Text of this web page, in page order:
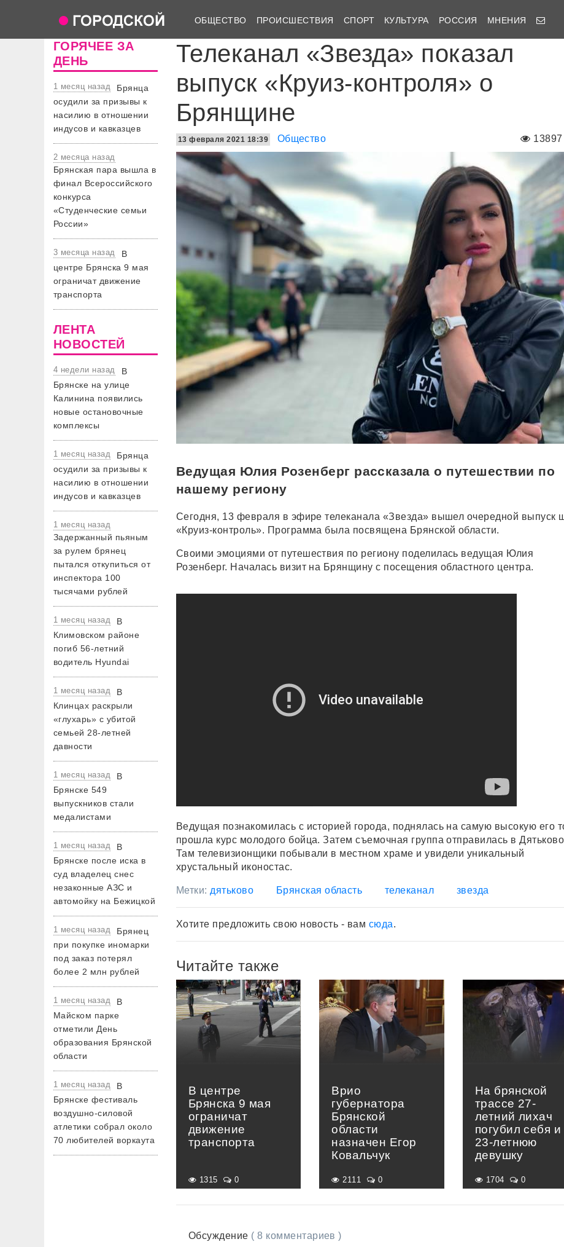
ОБЩЕСТВО ПРОИСШЕСТВИЯ СПОРТ КУЛЬТУРА РОССИЯ МНЕНИЯ
ГОРЯЧЕЕ ЗА
ДЕНЬ
1 месяц назад
Брянца
осудили за призывы к
насилию в отношении
индусов и кавказцев
2 месяца назад
Брянская пара вышла в
финал Всероссийского
конкурса
«Студенческие семьи
России»
3 месяца назад
В
центре Брянска 9 мая
ограничат движение
транспорта
ЛЕНТА
НОВОСТЕЙ
4 недели назад
В
Брянске на улице
Калинина появились
новые остановочные
комплексы
1 месяц назад
Брянца
осудили за призывы к
насилию в отношении
индусов и кавказцев
1 месяц назад
Задержанный пьяным
за рулем брянец
пытался откупиться от
инспектора 100
тысячами рублей
1 месяц назад
В
Климовском районе
погиб 56-летний
водитель Hyundai
1 месяц назад
В
Клинцах раскрыли
«глухарь» с убитой
семьей 28-летней
давности
1 месяц назад
В
Брянске 549
выпускников стали
медалистами
1 месяц назад
В
Брянске после иска в
суд владелец снес
незаконные АЗС и
автомойку на Бежицкой
1 месяц назад
Брянец
при покупке иномарки
под заказ потерял
более 2 млн рублей
1 месяц назад
В
Майском парке
отметили День
образования Брянской
области
1 месяц назад
В
Брянске фестиваль
воздушно-силовой
атлетики собрал около
70 любителей воркаута
Телеканал «Звезда» показал
выпуск «Круиз-контроля» о
Брянщине
13897
13 февраля 2021 18:39 Общество
Ведущая Юлия Розенберг рассказала о путешествии по
нашему региону
Сегодня, 13 февраля в эфире телеканала «Звезда» вышел очередной выпуск
«Круиз-контроль». Программа была посвящена Брянской области.
Своими эмоциями от путешествия по региону поделилась ведущая Юлия
Розенберг. Началась визит на Брянщину с посещения областного центра.
Ведущая познакомилась с историей города, поднялась на самую высокую его
прошла курс молодого бойца. Затем съемочная группа отправилась в
Там телевизионщики побывали в местном храме и увидели уникальный
хрустальный иконостас.
Метки: дятьково Брянская область телеканал звезда
Хотите предложить свою новость - вам сюда.
Читайте также
В центре
Брянска 9 мая
ограничат
движение
транспорта
1315 0
Врио
губернатора
Брянской
области
назначен Егор
Ковальчук
2111 0
На брянской
трассе 27-
летний лихач
погубил себя и
23-летнюю
девушку
1704 0
Обсуждение ( 8 комментариев )